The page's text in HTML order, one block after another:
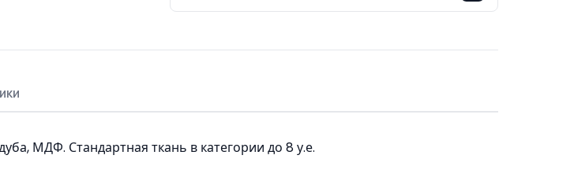
МДФ. Стандартная ткань в категории до 8 у.е.